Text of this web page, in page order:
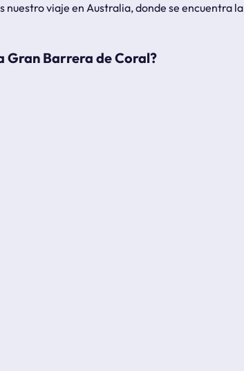
nuestro viaje en Australia, donde se encuentra la
Gran Barrera de Coral?